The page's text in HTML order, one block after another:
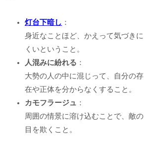
灯台下暗し ：
身近なことほど、かえって気づきに
くいということ。
人混みに紛れる ：
大勢の人の中に混じって、自分の存
在や正体を分からなくすること。
カモフラージュ ：
周囲の情景に溶け込むことで、敵の
目を欺くこと。